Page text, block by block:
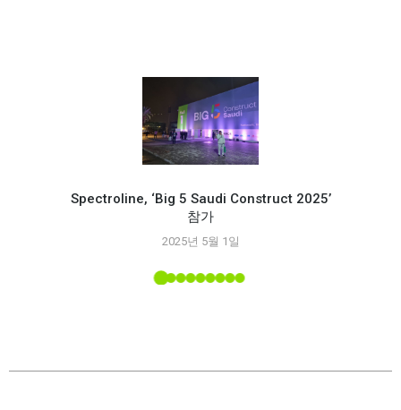
Spectroline, ‘Big 5 Saudi Construct 2025’
참가
2025년 5월 1일